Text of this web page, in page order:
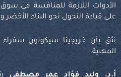
الأدوات اللازمة للمنافسة في
على قيادة التحول نحو البناء الأخضر
نثق بأن خريجينا سيكونون سفراء
المهنية.